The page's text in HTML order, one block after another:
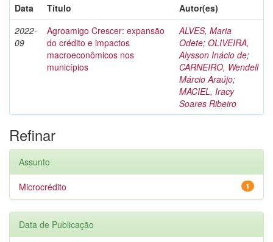
Data
Título
Autor(es)
2022-
09
Agroamigo Crescer: expansão
do crédito e impactos
macroeconômicos nos
municípios
ALVES, Maria
Odete; OLIVEIRA,
Alysson Inácio de;
CARNEIRO, Wendell
Márcio Araújo;
MACIEL, Iracy
Soares Ribeiro
Refinar
Assunto
1
Microcrédito
Data de Publicação